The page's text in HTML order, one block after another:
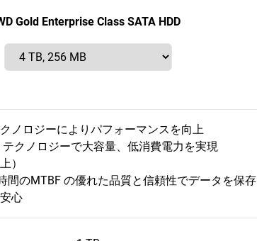
Gold Enterprise Class SATA HDD
ノロジーによりパフォーマンスを向上
クノロジーで大容量、低消費電力を実現
）
間のMTBF の優れた品質と信頼性でデータを保存
心